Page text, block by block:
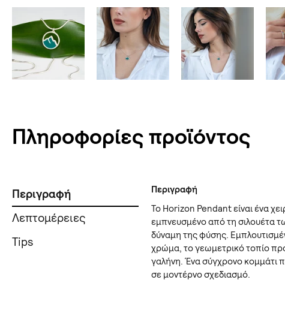
Πληροφορίες προϊόντος
Περιγραφή
Λεπτομέρειες
Tips
Περιγραφή
Το Horizon Pendant είναι ένα
εμπνευσμένο από τη σιλουέτα
δύναμη της φύσης.
χρώμα, το γεωμετρικό τοπίο
γαλήνη. Ένα σύγχρονο κομμάτι
σε μοντέρνο σχεδιασμό.